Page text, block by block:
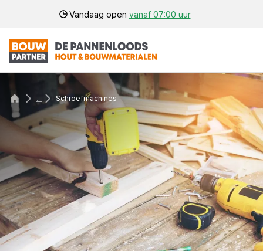
Vandaag open vanaf 07:00 uur
... Schroefmachines